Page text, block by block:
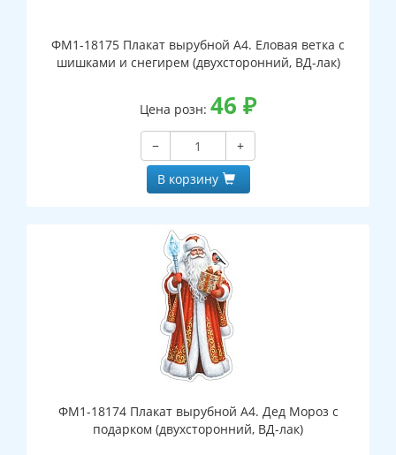
ФМ1-18175 Плакат вырубной А4. Еловая ветка с
шишками и снегирем (двухсторонний, ВД-лак)
Цена розн: 46 ₽
−
+
В корзину
ФМ1-18174 Плакат вырубной А4. Дед Мороз с
подарком (двухсторонний, ВД-лак)